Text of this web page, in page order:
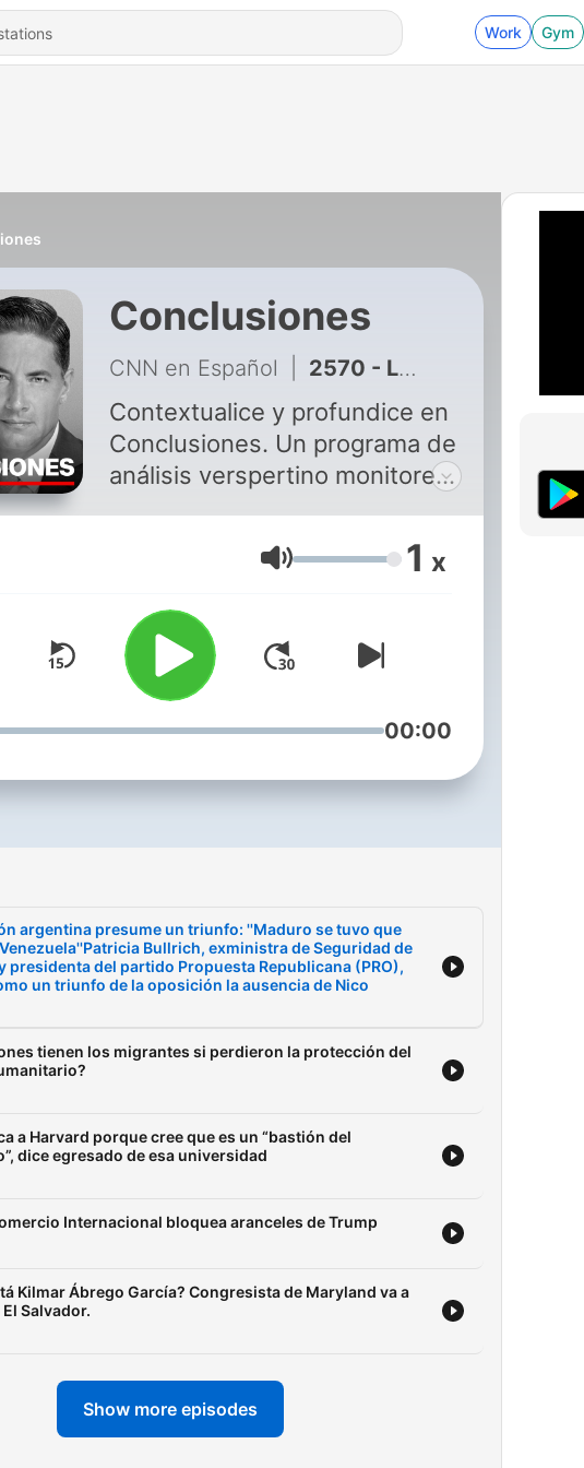
Work Gym
Conclusiones
CNN en Español 2570 - La oposición argentina presume un triunfo: ''Maduro se tuvo que quedar en Venezuela''Patricia Bullrich, exministra de Seguridad de Argentina y presidenta del partido Propuesta Republicana (PRO), atribuye como un triunfo de la oposición la ausencia de Nico
Contextualice y profundice en
Conclusiones. Un programa de
análisis verspertino monitorea
día, combinando análisis
profundos con analistas y los
más destacados de la jornada.
Presentado por Fernando del
Rincón, Conclusiones le ayuda
evaluar el impacto de las
Volume 1 x
00:00
argentina presume un triunfo: ''Maduro se tuvo que
Bullrich, exministra de Seguridad de
presidenta del partido Propuesta Republicana (PRO),
un triunfo de la oposición la ausencia de Nico
tienen los migrantes si perdieron la protección del
a Harvard porque cree que es un “bastión del
dice egresado de esa universidad
Internacional bloquea aranceles de Trump
Kilmar Ábrego García? Congresista de Maryland va a
Salvador.
Show more episodes